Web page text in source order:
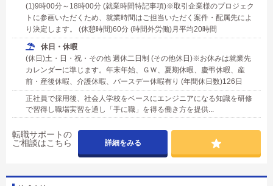
(1)9時00分～18時00分 (就業時間特記事項)※取引企業様のプロジェク
トに参画いただくため、就業時間はご担当いただく案件・配属先によ
り決定します。 (休憩時間)60分 (時間外労働)月平均20時間
休日・休暇
(休日)土・日・祝・その他 週休二日制 (その他休日)※お休みは就業先
カレンダーに準じます。年末年始、ＧＷ、夏期休暇、慶弔休暇、産
前・産後休暇、介護休暇、バースデー休暇有り (年間休日数)126日
正社員で採用後、社会人学校をベースにエンジニアになる知識を研修
で習得し職場実習を通し「手に職」を得る働き方を提供...
転職サポートの
ご相談はこちら
詳細をみる